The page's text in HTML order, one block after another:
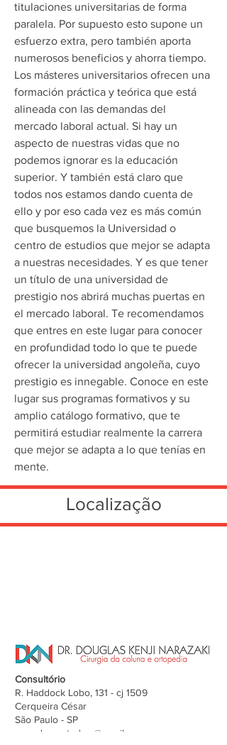
titulaciones universitarias de forma
paralela. Por supuesto esto supone un
esfuerzo extra, pero también aporta
numerosos beneficios y ahorra tiempo.
Los másteres universitarios ofrecen una
formación práctica y teórica que está
alineada con las demandas del
mercado laboral actual. Si hay un
aspecto de nuestras vidas que no
podemos ignorar es la educación
superior. Y también está claro que
todos nos estamos dando cuenta de
ello y por eso cada vez es más común
que busquemos la Universidad o
centro de estudios que mejor se adapta
a nuestras necesidades. Y es que tener
un título de una universidad de
prestigio nos abrirá muchas puertas en
el mercado laboral. Te recomendamos
que entres en este lugar para conocer
en profundidad todo lo que te puede
ofrecer la universidad angoleña, cuyo
prestigio es innegable. Conoce en este
lugar sus programas formativos y su
amplio catálogo formativo, que te
permitirá estudiar realmente la carrera
que mejor se adapta a lo que tenías en
mente.
Localização
Consultório
R. Haddock Lobo, 131 - cj 1509
Cerqueira César
São Paulo - SP
agendamentodwo@gmail.com